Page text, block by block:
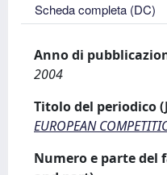
Scheda completa (DC)
Anno di
2004
Titolo del periodico
EUROPEAN
Numero e parte del